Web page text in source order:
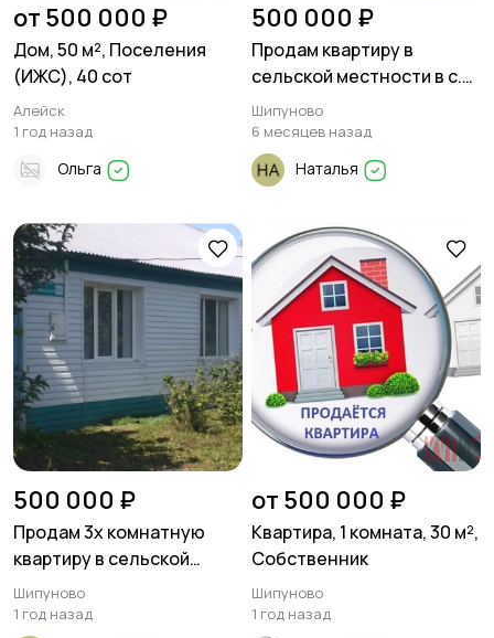
от 500 000 ₽
Дом, 50 м², Поселения
(ИЖС), 40 сот
Алейск
1 год назад
Ольга
500 000 ₽
Продам квартиру в
сельской местности в с.
Ельцовка, Шипуновский
район
Шипуново
6 месяцев назад
Наталья
500 000 ₽
Продам 3х комнатную
квартиру в сельской
местности
Шипуново
1 год назад
от 500 000 ₽
Квартира, 1 комната, 30 м²,
Собственник
Шипуново
1 год назад